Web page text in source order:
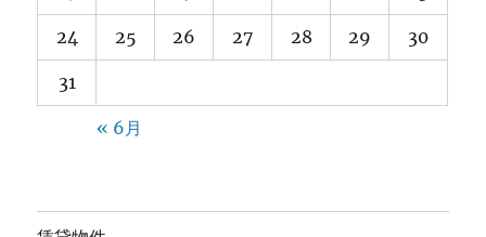
24 25 26 27 28 29 30
31
« 6月